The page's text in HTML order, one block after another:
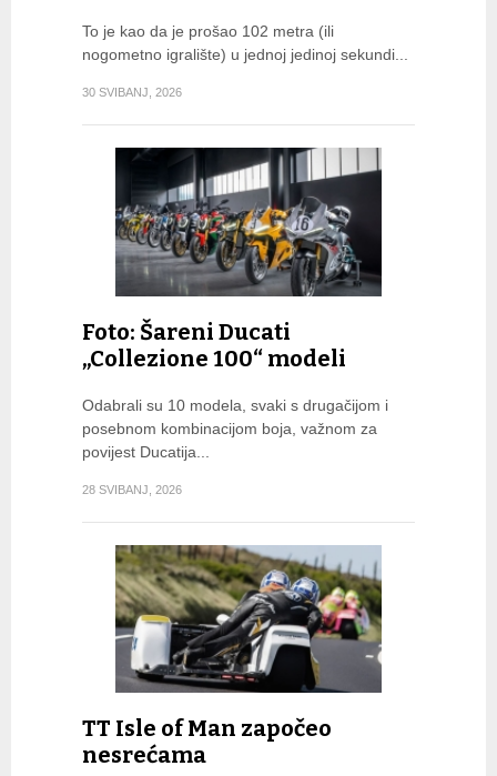
To je kao da je prošao 102 metra (ili
nogometno igralište) u jednoj jedinoj sekundi...
30 SVIBANJ, 2026
Foto: Šareni Ducati
„Collezione 100“ modeli
Odabrali su 10 modela, svaki s drugačijom i
posebnom kombinacijom boja, važnom za
povijest Ducatija...
28 SVIBANJ, 2026
TT Isle of Man započeo
nesrećama